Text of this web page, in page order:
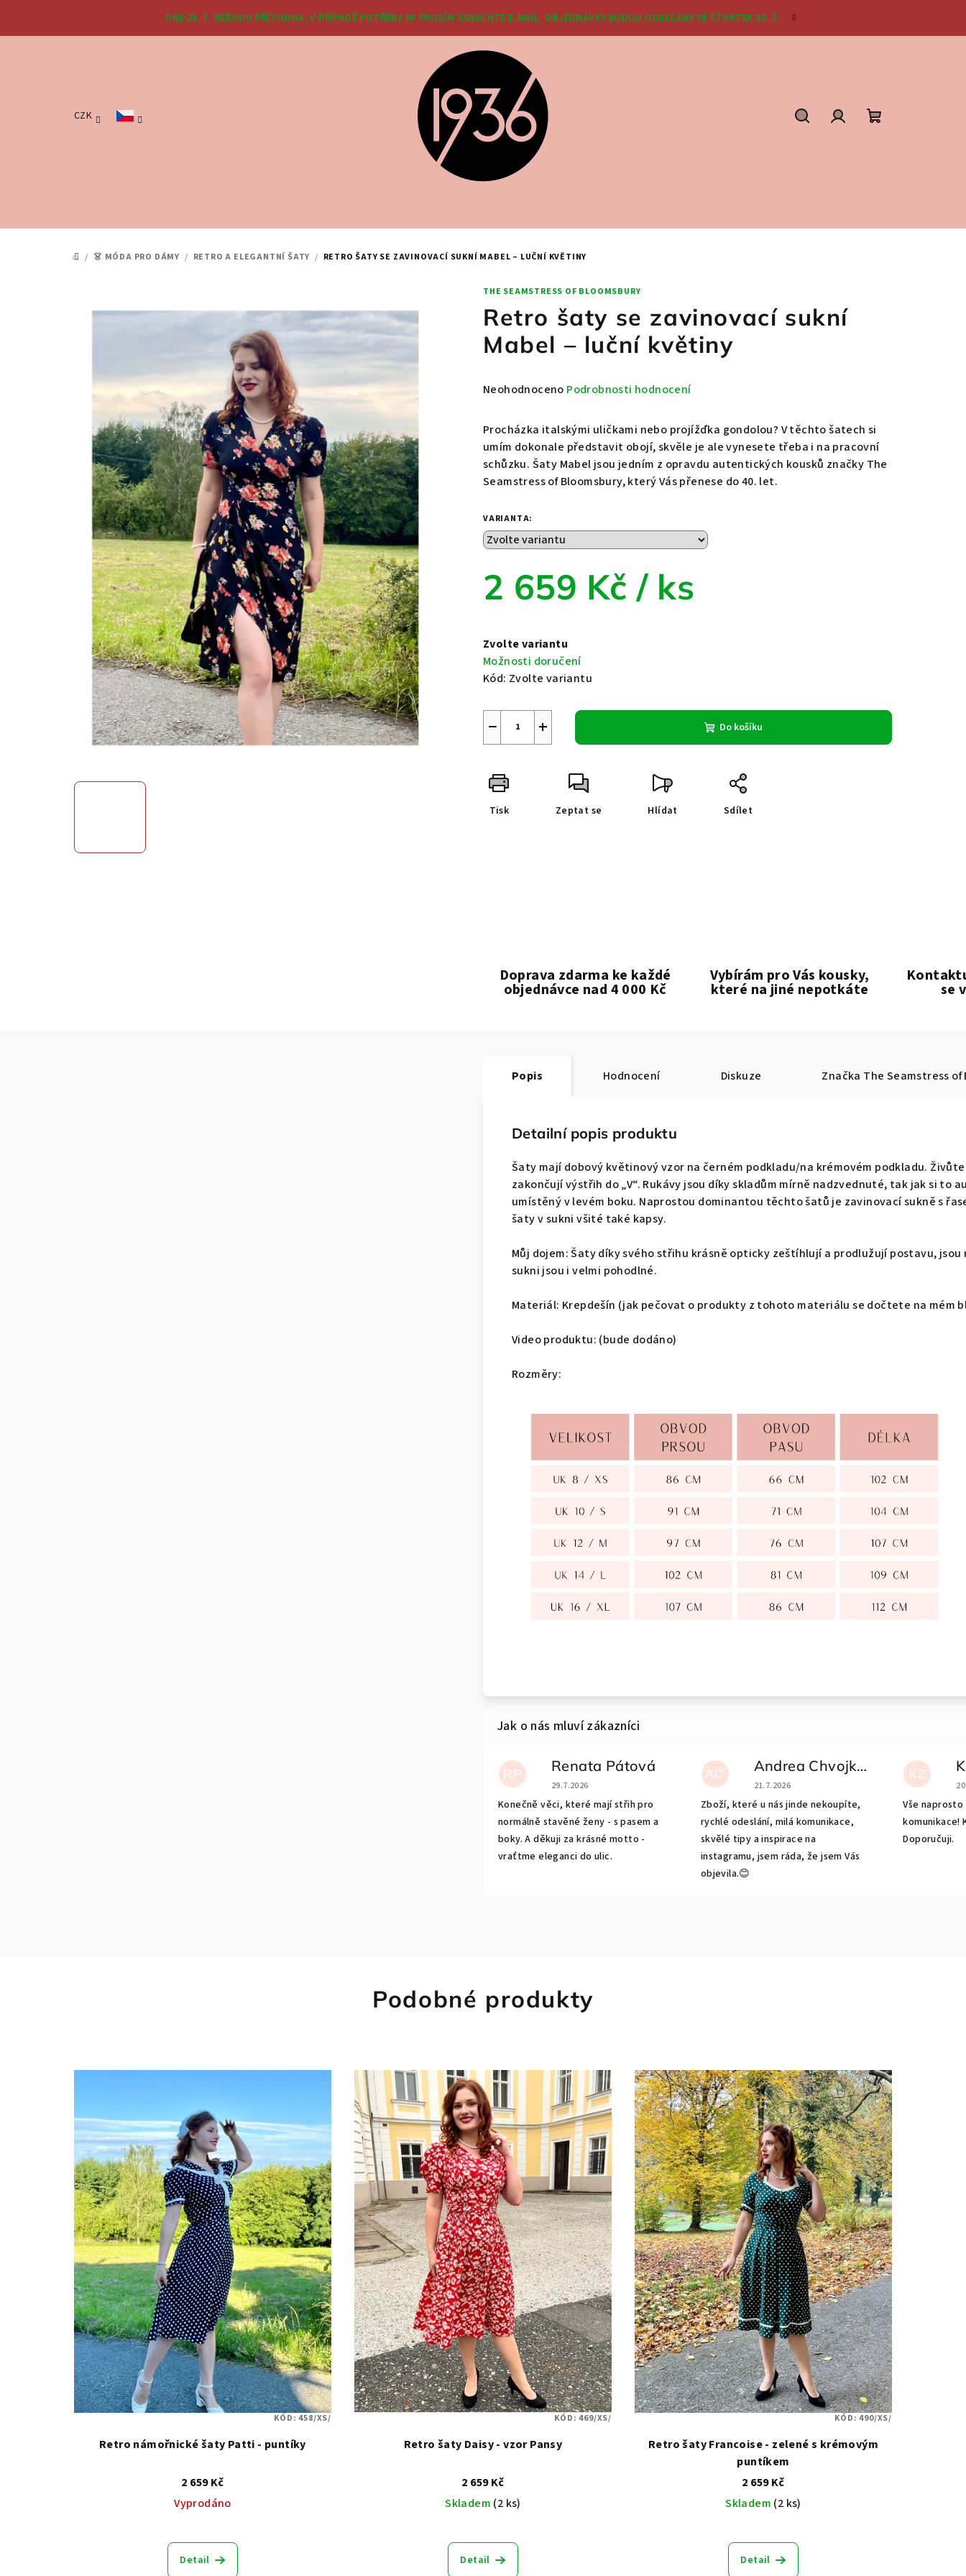
DNE 29. 7. NEBUDU PŘÍTOMNA, V PŘÍPADĚ POTŘEBY MI PROSÍM ZANECHTE E-MAIL. OBJEDNÁVKY BUDOU ODESLÁNY VE ČTVRTEK 30. 7.
CZK
DOMŮ
/ 👗 MÓDA PRO DÁMY / RETRO A ELEGANTNÍ ŠATY / RETRO ŠATY SE ZAVINOVACÍ SUKNÍ MABEL – LUČNÍ KVĚTINY
THE SEAMSTRESS OF BLOOMSBURY
Retro šaty se zavinovací sukní
Mabel – luční květiny
Průměrné
produktu
0,0
z
Neohodnoceno Podrobnosti hodnocení
Procházka italskými uličkami nebo projížďka gondolou? V těchto šatech si
umím dokonale představit obojí, skvěle je ale vynesete třeba i na pracovní
schůzku. Šaty Mabel jsou jedním z opravdu autentických kousků značky The
Seamstress of Bloomsbury, který Vás přenese do 40. let.
VARIANTA:
2 659 Kč / ks
cena:
Zvolte variantu
Možnosti doručení
Kód: Zvolte variantu
+
− Do košíku
Tisk Zeptat se Hlídat Sdílet
Doprava zdarma ke každé
objednávce nad 4 000 Kč
Vybírám pro Vás kousky,
které na jiné nepotkáte se
Popis Hodnocení Diskuze Značka The Seamstress of
Detailní popis produktu
Šaty mají dobový květinový vzor na černém podkladu/na krémovém podkladu.
zakončují výstřih do „V“. Rukávy jsou díky skladům mírně nadzvednuté, tak jak si to
umístěný v levém boku. Naprostou dominantou těchto šatů je zavinovací sukně s
šaty v sukni všité také kapsy.
Můj dojem: Šaty díky svého střihu krásně opticky zeštíhlují a prodlužují postavu,
sukni jsou i velmi pohodlné.
Materiál: Krepdešín (jak pečovat o produkty z tohoto materiálu se dočtete na mém
Video produktu: (bude dodáno)
Rozměry:
RP Renata Pátová
Hodnocení obchodu je 5 z 5 hvězdiček.
29.7.2026
Konečně věci, které mají střih pro
normálně stavěné ženy - s pasem a
boky. A děkuji za krásné motto -
vraťtme eleganci do ulic.
AC Andrea Chvojková
Hodnocení obchodu je 5 z 5 hvězdiček.
21.7.2026
Zboží, které u nás jinde nekoupíte,
rychlé odeslání, milá komunikace,
skvělé tipy a inspirace na
instagramu, jsem ráda, že jsem Vás
objevila.😊
KZ
Vše
komunikace!
Doporučuji.
Podobné produkty
Retro námořnické šaty Patti - puntíky
2 659 Kč
Vyprodáno
Detail
KÓD:458/XS/
Retro šaty Daisy - vzor Pansy
2 659 Kč
Skladem (2 ks)
Detail
KÓD:469/XS/
Retro šaty Francoise - zelené s krémovým
puntíkem
2 659 Kč
Skladem (2 ks)
Detail
KÓD:490/XS/